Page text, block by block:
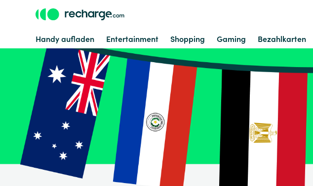
Handy aufladen Entertainment Shopping Gaming Bezahlkarten